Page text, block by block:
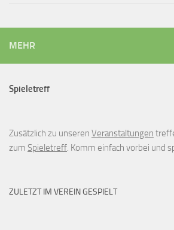
MEHR
Spieletreff
Zusätzlich zu unseren Veranstaltungen
zum Spieletreff. Komm einfach vorbei und
ZULETZT IM VEREIN GESPIELT